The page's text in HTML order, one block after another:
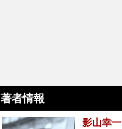
著者情報
影山幸一